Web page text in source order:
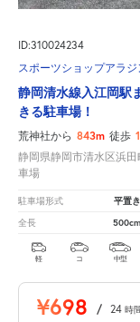
ID:310024234
スポーツショップアラ
静岡清水線入江岡駅
きる駐車場！
荒神社から 843m 徒歩
静岡県静岡市清水区浜
車場
駐車場形式 平置き
全長 500cm
軽 コ 中型
¥698 / 24 時